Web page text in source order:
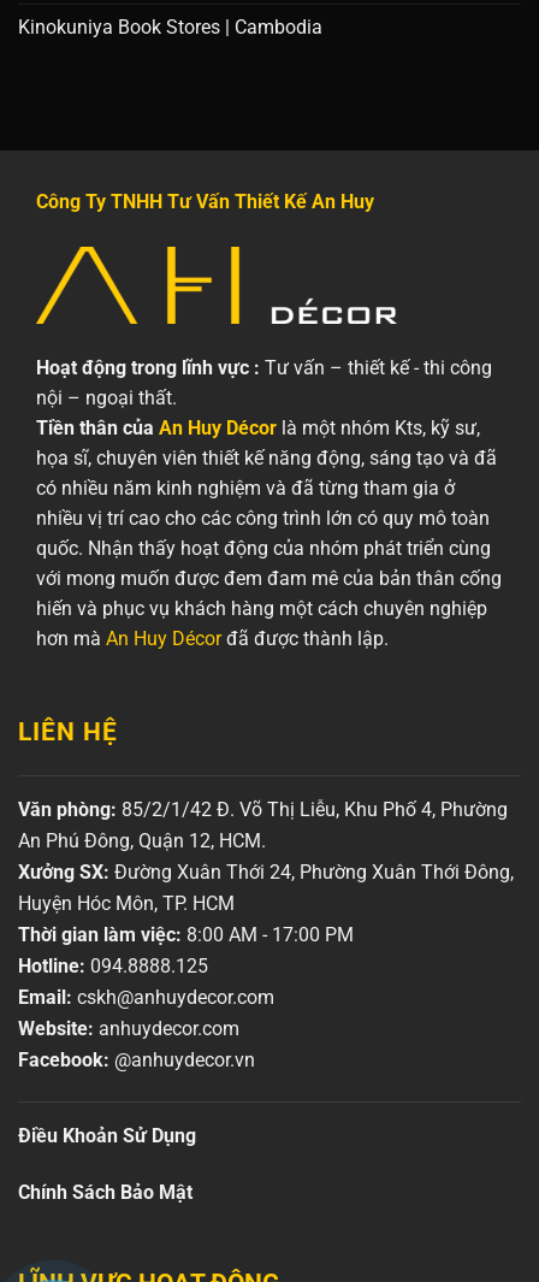
Kinokuniya Book Stores | Cambodia
Công Ty TNHH Tư Vấn Thiết Kế An Huy
Hoạt động trong lĩnh vực : Tư vấn – thiết kế - thi công
nội – ngoại thất.
Tiền thân của An Huy Décor là một nhóm Kts, kỹ sư,
họa sĩ, chuyên viên thiết kế năng động, sáng tạo và đã
có nhiều năm kinh nghiệm và đã từng tham gia ở
nhiều vị trí cao cho các công trình lớn có quy mô toàn
quốc. Nhận thấy hoạt động của nhóm phát triển cùng
với mong muốn được đem đam mê của bản thân cống
hiến và phục vụ khách hàng một cách chuyên nghiệp
hơn mà An Huy Décorđã được thành lập.
LIÊN HỆ
Văn phòng: 85/2/1/42 Đ. Võ Thị Liễu, Khu Phố 4, Phường
An Phú Đông, Quận 12, HCM.
Xưởng SX: Đường Xuân Thới 24, Phường Xuân Thới Đông,
Huyện Hóc Môn, TP. HCM
Thời gian làm việc: 8:00 AM - 17:00 PM
Hotline: 094.8888.125
Email: cskh@anhuydecor.com
Website: anhuydecor.com
Facebook: @anhuydecor.vn
Điều Khoản Sử Dụng
Chính Sách Bảo Mật